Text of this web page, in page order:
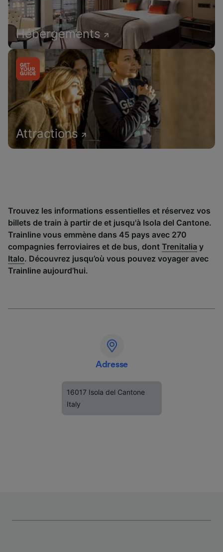
Hébergements
Attractions
Trouvez les informations essentielles et réservez vos
billets de train à partir de et jusqu'à Isola del Cantone.
Trainline vous emmène dans 45 pays avec 270
compagnies ferroviaires et de bus, dont Trenitalia y
Italo. Découvrez jusqu’où vous pouvez voyager avec
Trainline aujourd’hui.
Adresse
16017 Isola del Cantone
Italy